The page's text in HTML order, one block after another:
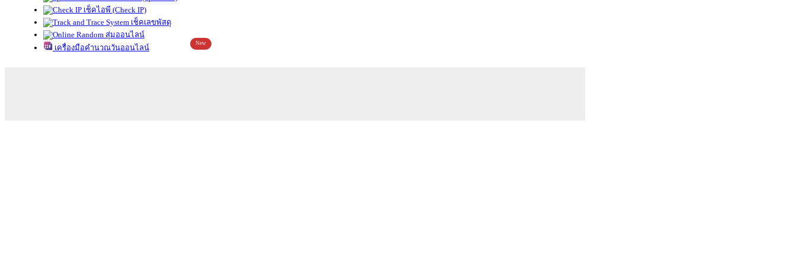
เช็คไอพี (Check IP)
เช็คเลขพัสดุ
สุ่มออนไลน์
เครื่องมือคำนวณวันออนไลน์
New